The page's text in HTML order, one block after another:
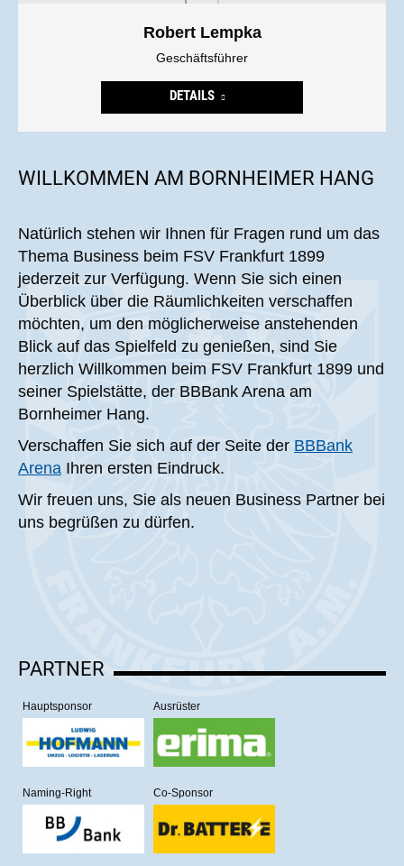
Robert Lempka
Geschäftsführer
DETAILS
WILLKOMMEN AM BORNHEIMER HANG
Natürlich stehen wir Ihnen für Fragen rund um das
Thema Business beim FSV Frankfurt 1899
jederzeit zur Verfügung. Wenn Sie sich einen
Überblick über die Räumlichkeiten verschaffen
möchten, um den möglicherweise anstehenden
Blick auf das Spielfeld zu genießen, sind Sie
herzlich Willkommen beim FSV Frankfurt 1899 und
seiner Spielstätte, der BBBank Arena am
Bornheimer Hang.
Verschaffen Sie sich auf der Seite der BBBank
Arena Ihren ersten Eindruck.
Wir freuen uns, Sie als neuen Business Partner bei
uns begrüßen zu dürfen.
PARTNER
Hauptsponsor Ausrüster
Naming-Right Co-Sponsor